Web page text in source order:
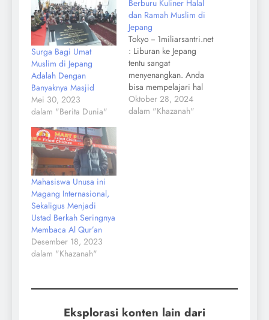
Surga Bagi Umat
Muslim di Jepang
Adalah Dengan
Banyaknya Masjid
Mei 30, 2023
dalam "Berita Dunia"
Berburu Kuliner Halal
dan Ramah Muslim di
Jepang
Tokyo -- 1miliarsantri.net
: Liburan ke Jepang
tentu sangat
menyenangkan. Anda
bisa mempelajari hal
baru baik dari
kebudayaan serta
Oktober 28, 2024
dalam "Khazanah"
Mahasiswa Unusa ini
Magang Internasional,
Sekaligus Menjadi
Ustad Berkah Seringnya
Membaca Al Qur’an
Desember 18, 2023
dalam "Khazanah"
Eksplorasi konten lain dari